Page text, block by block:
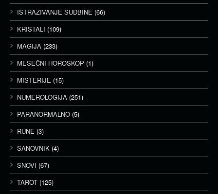
ISTRAŽIVANJE SUDBINE (66)
KRISTALI (109)
MAGIJA (233)
MESEČNI HOROSKOP (1)
MISTERIJE (15)
NUMEROLOGIJA (251)
PARANORMALNO (5)
RUNE (3)
SANOVNIK (4)
SNOVI (67)
TAROT (125)